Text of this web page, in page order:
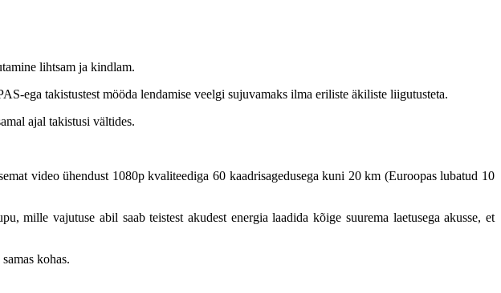
lihtsam ja kindlam.
ega takistustest mööda lendamise veelgi sujuvamaks ilma eriliste äkiliste liigutusteta.
ajal takistusi vältides.
video ühendust 1080p kvaliteediga 60 kaadrisagedusega kuni 20 km (Euroopas lubatud 10
mille vajutuse abil saab teistest akudest energia laadida kõige suurema laetusega akusse, et
kohas.